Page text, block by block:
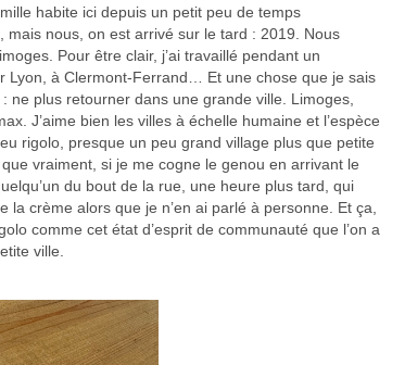
habite ici depuis un petit peu de temps
mais nous, on est arrivé sur le tard : 2019. Nous
Pour être clair, j’ai travaillé pendant un
Lyon, à Clermont-Ferrand… Et une chose que je sais
: ne plus retourner dans une grande ville. Limoges,
J’aime bien les villes à échelle humaine et l’espèce
rigolo, presque un peu grand village plus que petite
vraiment, si je me cogne le genou en arrivant le
du bout de la rue, une heure plus tard, qui
la crème alors que je n’en ai parlé à personne. Et ça,
comme cet état d’esprit de communauté que l’on a
ville.